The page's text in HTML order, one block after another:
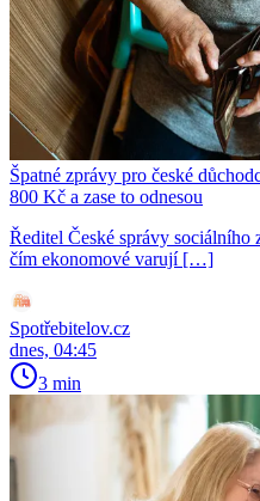
Špatné zprávy pro české
800 Kč a zase to odnesou
Ředitel České správy sociálního
čím ekonomové varují […]
Spotřebitelov.cz
dnes, 04:45
3 min